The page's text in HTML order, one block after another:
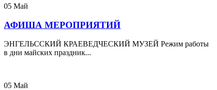
05 Май
АФИША МЕРОПРИЯТИЙ
ЭНГЕЛЬССКИЙ КРАЕВЕДЧЕСКИЙ МУЗЕЙ Режим работы
в дни майских праздник...
05 Май